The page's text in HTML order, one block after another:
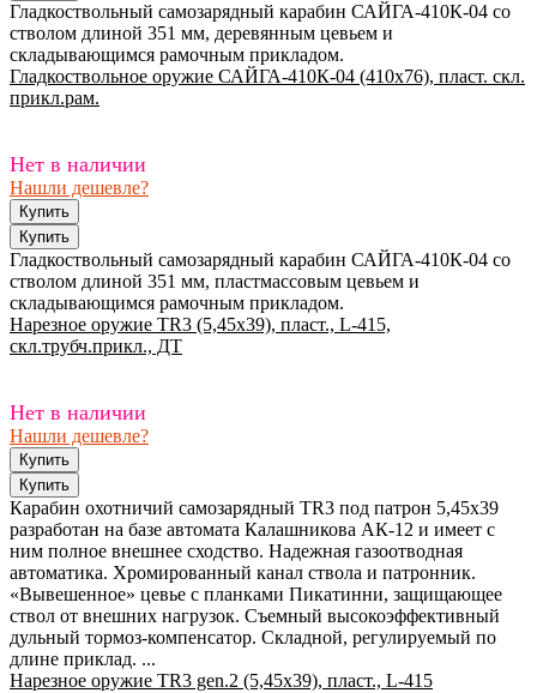
Гладкоствольный самозарядный карабин САЙГА-410К-04 со
стволом длиной 351 мм, деревянным цевьем и
складывающимся рамочным прикладом.
Гладкоствольное оружие САЙГА-410К-04 (410х76), пласт. скл.
прикл.рам.
Нет в наличии
Нашли дешевле?
Гладкоствольный самозарядный карабин САЙГА-410К-04 со
стволом длиной 351 мм, пластмассовым цевьем и
складывающимся рамочным прикладом.
Нарезное оружие TR3 (5,45х39), пласт., L-415,
скл.трубч.прикл., ДТ
Нет в наличии
Нашли дешевле?
Карабин охотничий самозарядный TR3 под патрон 5,45х39
разработан на базе автомата Калашникова АК-12 и имеет с
ним полное внешнее сходство. Надежная газоотводная
автоматика. Хромированный канал ствола и патронник.
«Вывешенное» цевье с планками Пикатинни, защищающее
ствол от внешних нагрузок. Съемный высокоэффективный
дульный тормоз-компенсатор. Складной, регулируемый по
длине приклад. ...
Нарезное оружие TR3 gen.2 (5,45х39), пласт., L-415